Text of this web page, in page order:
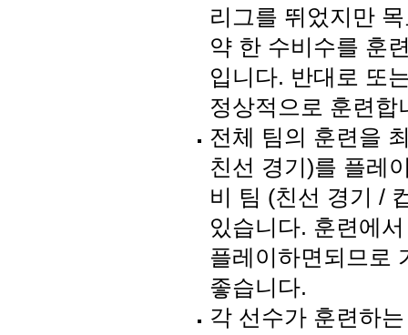
리그를 뛰었지만
약 한 수비수를 훈
입니다. 반대로 또
정상적으로 훈련합
전체 팀의 훈련을
친선 경기)를 플레
비 팀 (친선 경기 /
있습니다. 훈련에
플레이하면되므로
좋습니다.
각 선수가 훈련하